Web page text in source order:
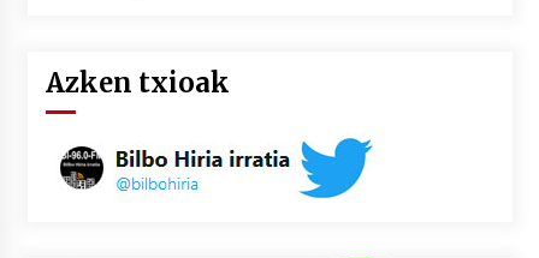
Azken txioak